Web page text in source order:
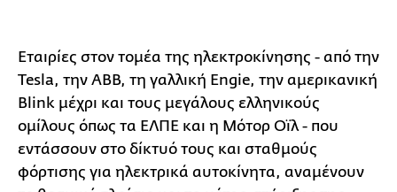
Εταιρίες στον τομέα της ηλεκτροκίνησης - από την
Tesla, την ΑΒΒ, τη γαλλική Εngie, την αμερικανική
Blink μέχρι και τους μεγάλους ελληνικούς
ομίλους όπως τα ΕΛΠΕ και η Μότορ Οϊλ - που
εντάσσουν στο δίκτυό τους και σταθμούς
φόρτισης για ηλεκτρικά αυτοκίνητα, αναμένουν